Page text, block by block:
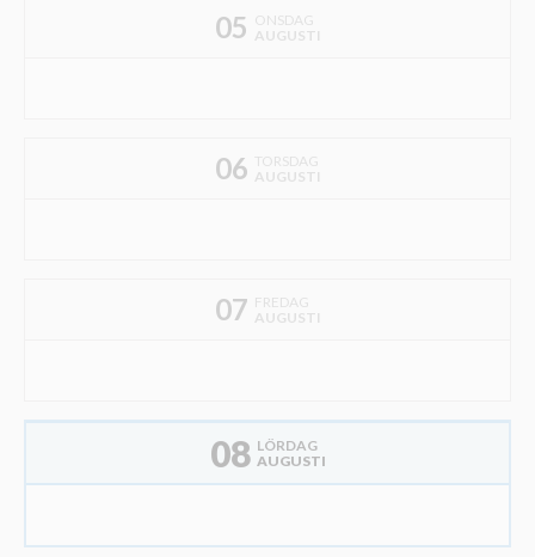
05 ONSDAG
AUGUSTI
06 TORSDAG
AUGUSTI
07 FREDAG
AUGUSTI
08 LÖRDAG
AUGUSTI